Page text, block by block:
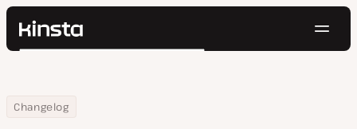
Kinsta®
Prezzi
Cerca
Home
Changelog
Come gestire i thread PHP e l’uso della memoria del sito per